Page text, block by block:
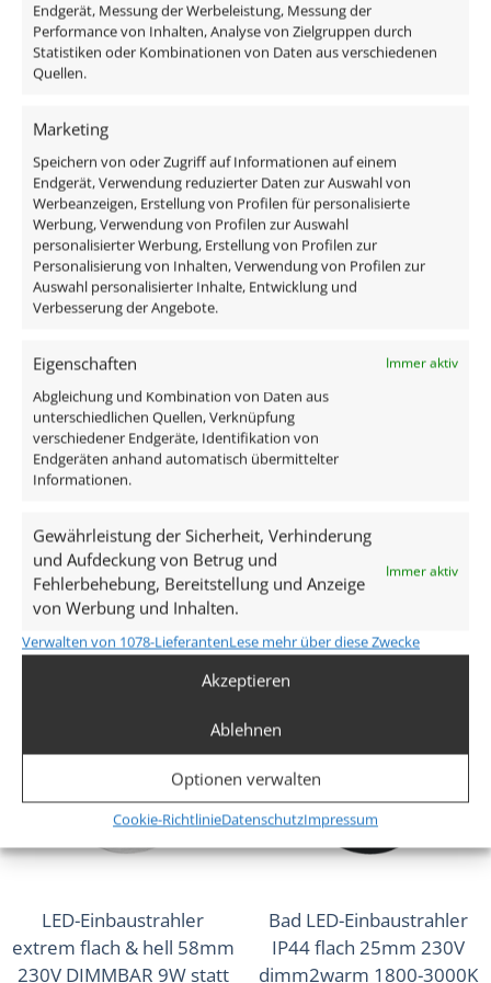
Endgerät, Messung der Werbeleistung, Messung der
Performance von Inhalten, Analyse von Zielgruppen durch
Statistiken oder Kombinationen von Daten aus verschiedenen
Quellen.
Marketing
Speichern von oder Zugriff auf Informationen auf einem
Endgerät, Verwendung reduzierter Daten zur Auswahl von
Werbeanzeigen, Erstellung von Profilen für personalisierte
Werbung, Verwendung von Profilen zur Auswahl
personalisierter Werbung, Erstellung von Profilen zur
Personalisierung von Inhalten, Verwendung von Profilen zur
Auswahl personalisierter Inhalte, Entwicklung und
Verbesserung der Angebote.
Eigenschaften Immer aktiv
Abgleichung und Kombination von Daten aus
unterschiedlichen Quellen, Verknüpfung
verschiedener Endgeräte, Identifikation von
Endgeräten anhand automatisch übermittelter
Informationen.
Gewährleistung der Sicherheit, Verhinderung
und Aufdeckung von Betrug und
Fehlerbehebung, Bereitstellung und Anzeige
von Werbung und Inhalten.
Immer aktiv
Verwalten von 1078-LieferantenLese mehr über diese Zwecke
Akzeptieren
Ablehnen
Optionen verwalten
Cookie-RichtlinieDatenschutzImpressum
ab31,49€
inkl. MwSt. zzgl.
Versandkosten
Lieferzeit:
HOMEMATIC, 1-10V, HUE
ab31,49€
230V Funkdimmer-Set |
Mini-Einbaustrahler
StarLED Sonne & Mond
anthrazit | 3,3W statt
25W | leuchtet vorne &
Wohnbereich IP44
123,99€/709,99€
inkl. MwSt. zzgl.Versandkosten
Lieferzeit:1-3 Tage
IP44 flach 25mm 230V
dimm2warm 1800-3000K
95 CRI 7W statt 70W
Reflektor rund
ab35,99€
Lieferzeit:1-3 Tage
LED-Einbaustrahler
extrem flach & hell 58mm
230V DIMMBAR 9W statt
Bad LED-Einbaustrahler
IP44 flach 25mm 230V
dimm2warm 1800-3000K